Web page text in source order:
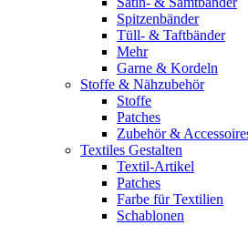
Spitzenbänder
Tüll- & Taftbänder
Mehr
Garne & Kordeln
Stoffe & Nähzubehör
Stoffe
Patches
Zubehör &
Textiles Gestalten
Textil-Artikel
Patches
Farbe für Textilien
Schablonen